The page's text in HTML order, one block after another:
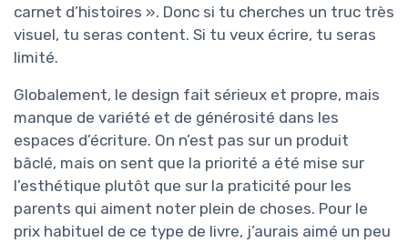
carnet d’histoires ». Donc si tu cherches un truc très
visuel, tu seras content. Si tu veux écrire, tu seras
limité.
Globalement, le design fait sérieux et propre, mais
manque de variété et de générosité dans les
espaces d’écriture. On n’est pas sur un produit
bâclé, mais on sent que la priorité a été mise sur
l’esthétique plutôt que sur la praticité pour les
parents qui aiment noter plein de choses. Pour le
prix habituel de ce type de livre, j’aurais aimé un peu